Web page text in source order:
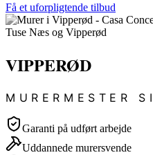
Få et uforpligtende tilbud
VIPPERØD
MURERMESTER
Garanti på udført arbejde
Uddannede murersvende